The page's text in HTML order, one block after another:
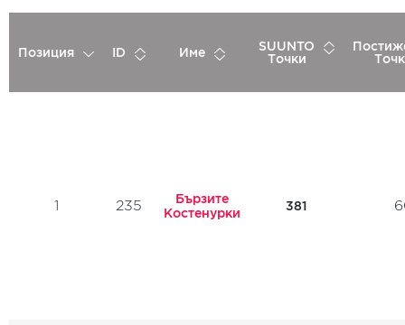
Позиция ID Име
SUUNTO
Точки
1 235
Бързите
Костенурки
381